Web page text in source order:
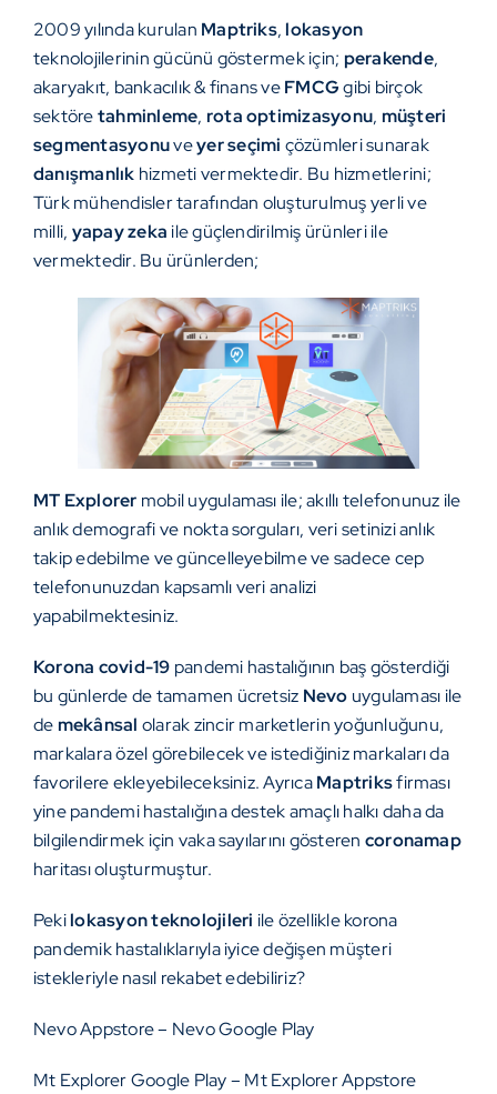
2009 yılında kurulan Maptriks,lokasyon
teknolojilerinin gücünü göstermek için; perakende,
akaryakıt, bankacılık & finans veFMCGgibi birçok
sektöretahminleme, rota optimizasyonu, müşteri
segmentasyonuveyer seçimi çözümleri sunarak
danışmanlık hizmeti vermektedir. Bu hizmetlerini;
Türk mühendisler tarafından oluşturulmuş yerli ve
milli, yapay zekaile güçlendirilmiş ürünleri ile
vermektedir. Bu ürünlerden;
MT Explorer mobil uygulaması ile; akıllı telefonunuz ile
anlık demografi ve nokta sorguları, veri setinizi anlık
takip edebilme ve güncelleyebilme ve sadece cep
telefonunuzdan kapsamlı veri analizi
yapabilmektesiniz.
Korona covid-19 pandemi hastalığının baş gösterdiği
bu günlerde de tamamen ücretsiz Nevo uygulaması ile
demekânsal olarak zincir marketlerin yoğunluğunu,
markalara özel görebilecek ve istediğiniz markaları da
favorilere ekleyebileceksiniz. AyrıcaMaptriksfirması
yine pandemi hastalığına destek amaçlı halkı daha da
bilgilendirmek için vaka sayılarını gösteren coronamap
haritası oluşturmuştur.
Pekilokasyon teknolojileri ile özellikle korona
pandemik hastalıklarıyla iyice değişen müşteri
istekleriyle nasıl rekabet edebiliriz?
Nevo Appstore– Nevo Google Play
Mt Explorer Google Play– Mt Explorer Appstore